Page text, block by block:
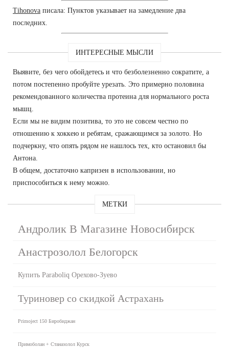
Tihonova писала: Пунктов указывает на замедление два
последних.
ИНТЕРЕСНЫЕ МЫСЛИ
Выявите, без чего обойдетесь и что безболезненно сократите, а
потом постепенно пробуйте урезать. Это примерно половина
рекомендованного количества протеина для нормального роста
мышц.
Если мы не видим позитива, то это не совсем честно по
отношению к хоккею и ребятам, сражающимся за золото. Но
подчеркну, что опять рядом не нашлось тех, кто остановил бы
Антона.
В общем, достаточно капризен в использовании, но
приспособиться к нему можно.
МЕТКИ
Андролик В Магазине Новосибирск
Анастрозолол Белогорск
Купить Paraboliq Орехово-Зуево
Туриновер со скидкой Астрахань
Primoject 150 Биробиджан
Примоболан + Станазолол Курск